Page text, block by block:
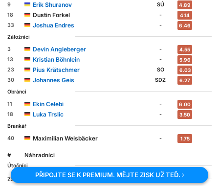
9 Erik Shuranov SÚ 4.89
18 Dustin Forkel - 4.14
33 Joshua Endres - 6.46
Záložníci
3
Devin Angleberger - 4.55
13 Kristian Böhnlein - 5.96
23 Pius Krätschmer SO 6.03
30 Johannes Geis SDZ 6.27
Obránci
11
Ekin Celebi - 6.00
18 Luka Trslic - 3.50
Brankář
40
Maximilian Weisbäcker - 1.75
# Náhradníci
Útočníci
Záložníci
PŘIPOJTE SE K PREMIUM. MĚJTE ZISK UŽ TEĎ.